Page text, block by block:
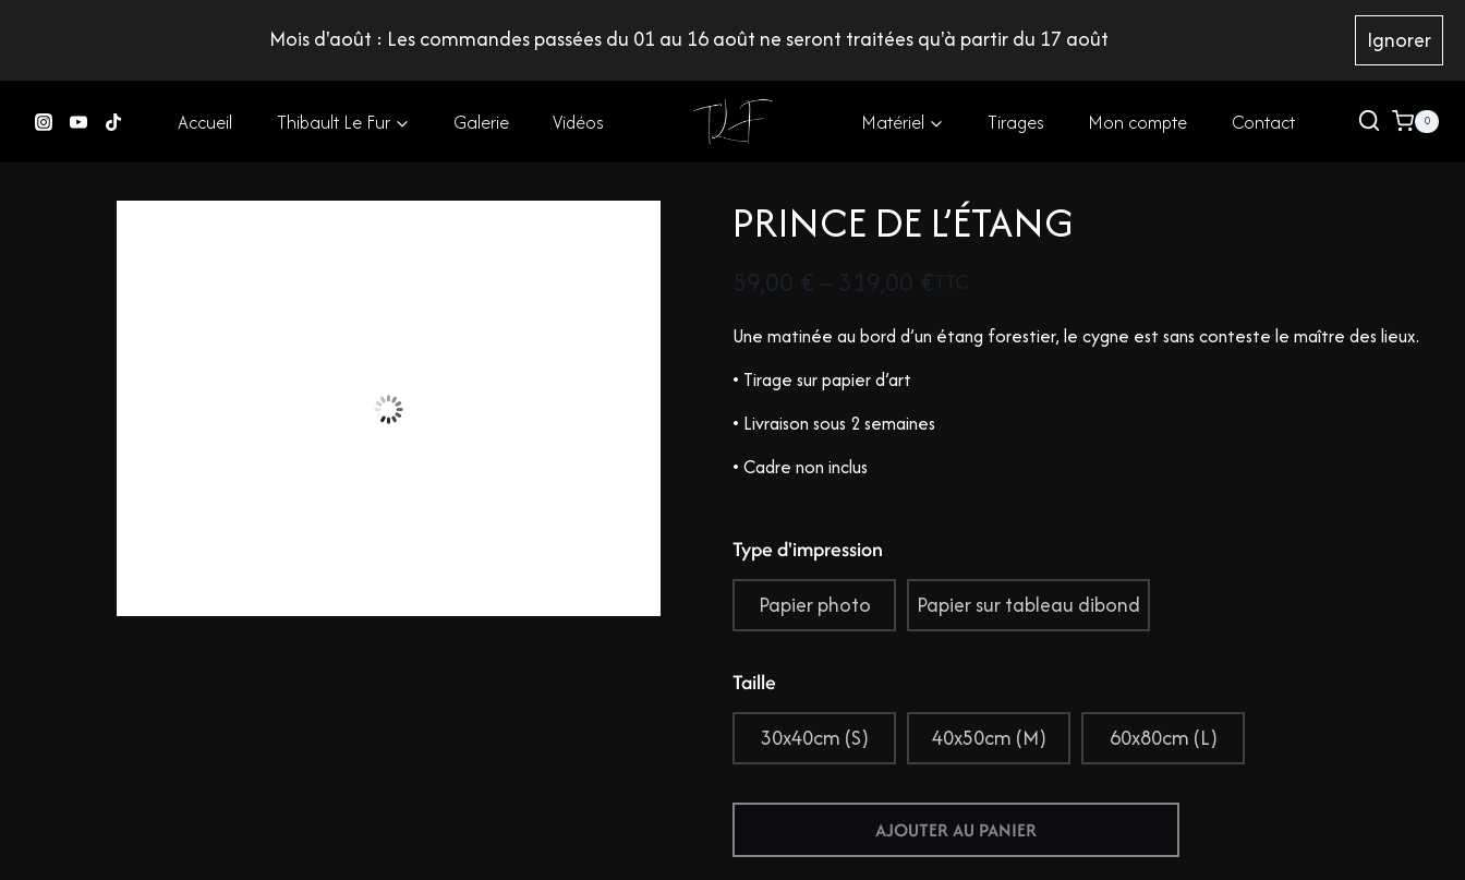
Mois d'août : Les commandes passées du 01 au 16 août ne seront traitées qu'à partir du 17 août Ignorer
Accueil Thibault Le Fur Galerie Vidéos Matériel Tirages Mon compte Contact 0
PRINCE DE L’ÉTANG
59,00 € – 319,00 €TTC
Une matinée au bord d’un étang forestier, le cygne est sans conteste le maître des lieux.
• Tirage sur papier d’art
• Livraison sous 2 semaines
• Cadre non inclus
Type d'impression
Papier photo
Papier sur tableau dibond
Taille
30x40cm (S)
40x50cm (M) 60x80cm (L)
AJOUTER AU PANIER